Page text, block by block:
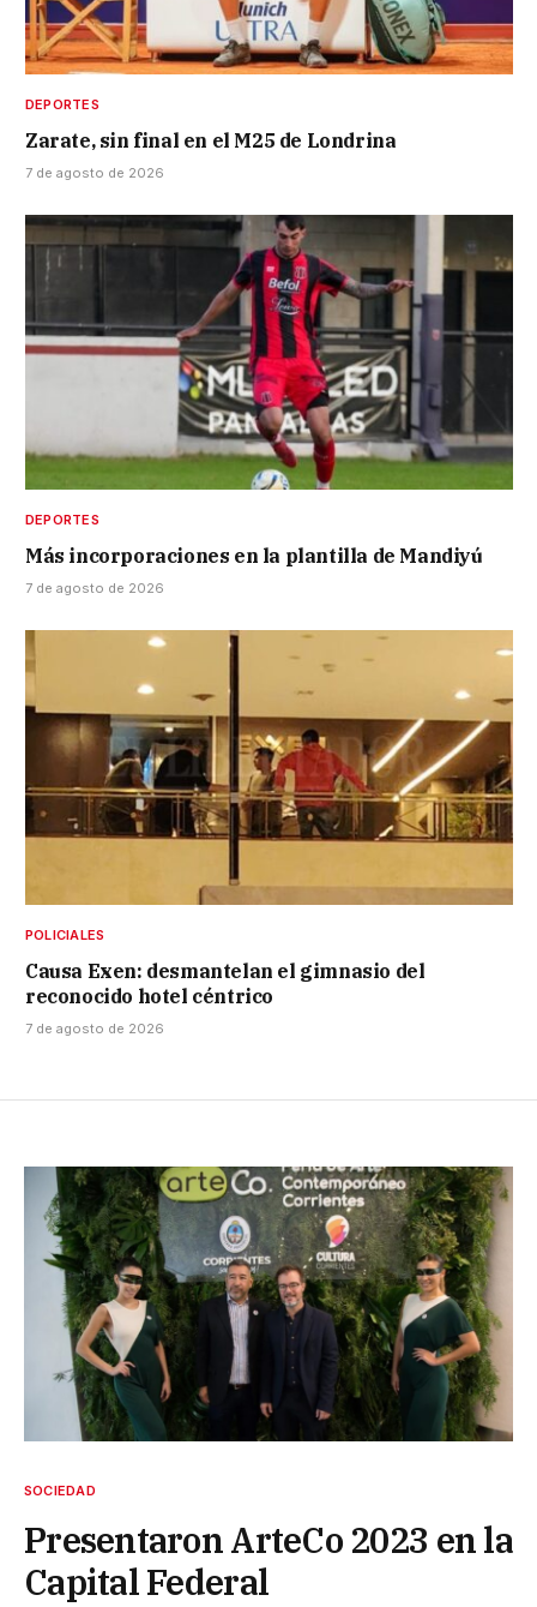
DEPORTES
Zarate, sin final en el M25 de Londrina
7 de agosto de 2026
DEPORTES
Más incorporaciones en la plantilla de Mandiyú
7 de agosto de 2026
POLICIALES
Causa Exen: desmantelan el gimnasio del
reconocido hotel céntrico
7 de agosto de 2026
SOCIEDAD
Presentaron ArteCo 2023 en la
Capital Federal